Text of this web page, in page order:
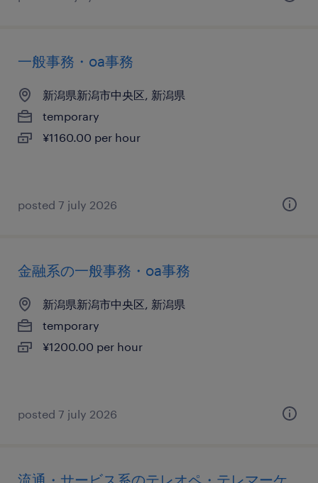
一般事務・oa事務
新潟県新潟市中央区, 新潟県
temporary
¥1160.00 per hour
posted 7 july 2026
金融系の一般事務・oa事務
新潟県新潟市中央区, 新潟県
temporary
¥1200.00 per hour
posted 7 july 2026
流通・サービス系のテレオペ・テレマーケ